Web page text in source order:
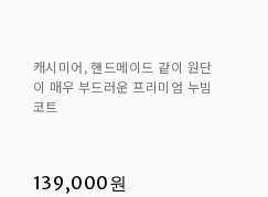
캐시미어, 핸드메이드 같이 원단
이 매우 부드러운 프리미엄 누빔
코트
139,000원